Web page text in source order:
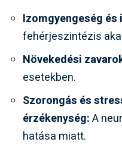
Izomgyengeség
fehérjeszintézis
Növekedési
esetekben.
Szorongás és
érzékenység:A
hatása miatt.